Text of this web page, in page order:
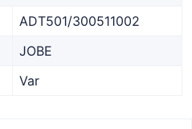
ADT501/300511002
JOBE
Var